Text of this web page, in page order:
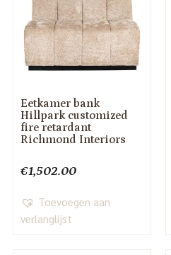
Eetkamer bank
Hillpark customized
fire retardant
Richmond Interiors
€1,502.00
Toevoegen aan
verlanglijst